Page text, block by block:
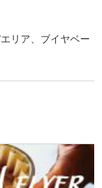
リア、ブイヤベー